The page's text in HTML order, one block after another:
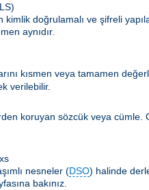
doğrulamalı ve şifreli
aynıdır.
kısmen veya tamamen
verilebilir.
koruyan sözcük veya cümle.
nesneler (DSO) halinde
bakınız.